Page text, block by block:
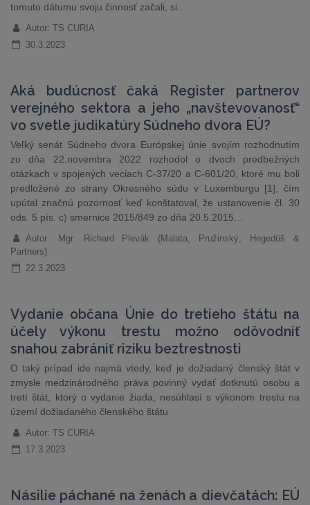
tomuto dátumu svoju činnosť začali, si…
Autor: TS CURIA
30.3.2023
Aká budúcnosť čaká Register partnerov
verejného sektora a jeho „navštevovanosť“
vo svetle judikatúry Súdneho dvora EÚ?
Veľký senát Súdneho dvora Európskej únie svojím rozhodnutím
zo dňa 22.novembra 2022 rozhodol o dvoch predbežných
otázkach v spojených veciach C-37/20 a C-601/20, ktoré mu boli
predložené zo strany Okresného súdu v Luxemburgu [1], čím
upútal značnú pozornosť keď konštatoval, že ustanovenie čl. 30
ods. 5 pís. c) smernice 2015/849 zo dňa 20.5.2015…
Autor: Mgr. Richard Plevák (Malata, Pružinský, Hegedüš &
Partners)
22.3.2023
Vydanie občana Únie do tretieho štátu na
účely výkonu trestu možno odôvodniť
snahou zabrániť riziku beztrestnosti
O taký prípad ide najmä vtedy, keď je dožiadaný členský štát v
zmysle medzinárodného práva povinný vydať dotknutú osobu a
tretí štát, ktorý o vydanie žiada, nesúhlasí s výkonom trestu na
území dožiadaného členského štátu
Autor: TS CURIA
17.3.2023
Násilie páchané na ženách a dievčatách: EÚ